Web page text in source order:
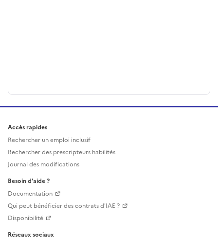
Accès rapides
Rechercher un emploi inclusif
Rechercher des prescripteurs habilités
Journal des modifications
Besoin d'aide ?
Documentation
Qui peut bénéficier des contrats d'IAE ?
Disponibilité
Réseaux sociaux